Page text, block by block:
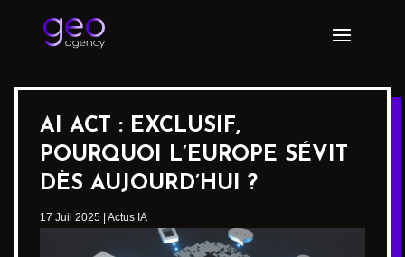
AI ACT : EXCLUSIF,
POURQUOI L’EUROPE SÉVIT
DÈS AUJOURD’HUI ?
17 Juil 2025 Actus IA